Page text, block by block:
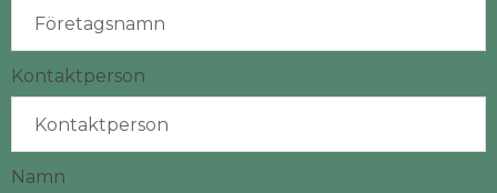
Kontaktperson
Namn